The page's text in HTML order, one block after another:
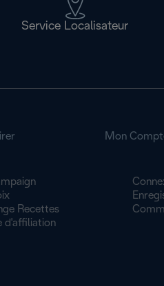
Service Localisateur
Recettes
d'affiliation
Mon